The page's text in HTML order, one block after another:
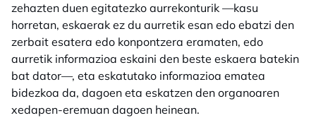
zehazten duen egitatezko aurrekonturik —kasu
horretan, eskaerak ez du aurretik esan edo ebatzi den
zerbait esatera edo konpontzera eramaten, edo
aurretik informazioa eskaini den beste eskaera batekin
bat dator—, eta eskatutako informazioa ematea
bidezkoa da, dagoen eta eskatzen den organoaren
xedapen-eremuan dagoen heinean.